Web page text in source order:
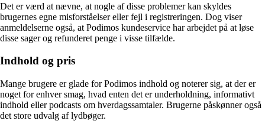
Det er værd at nævne, at nogle af disse problemer kan skyldes
brugernes egne misforståelser eller fejl i registreringen. Dog viser
anmeldelserne også, at Podimos kundeservice har arbejdet på at løse
disse sager og refunderet penge i visse tilfælde.
Indhold og pris
Mange brugere er glade for Podimos indhold og noterer sig, at der er
noget for enhver smag, hvad enten det er underholdning, informativt
indhold eller podcasts om hverdagssamtaler. Brugerne påskønner også
det store udvalg af lydbøger.